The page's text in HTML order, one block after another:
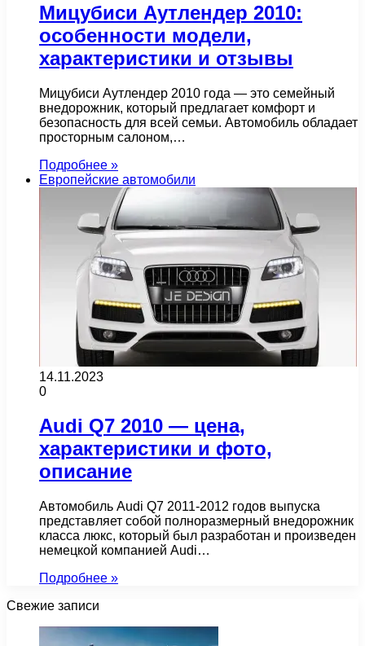
Мицубиси Аутлендер 2010:
особенности модели,
характеристики и отзывы
Мицубиси Аутлендер 2010 года — это семейный
внедорожник, который предлагает комфорт и
безопасность для всей семьи. Автомобиль обладает
просторным салоном,…
Подробнее »
Европейские автомобили
14.11.2023
0
Audi Q7 2010 — цена,
характеристики и фото,
описание
Автомобиль Audi Q7 2011-2012 годов выпуска
представляет собой полноразмерный внедорожник
класса люкс, который был разработан и произведен
немецкой компанией Audi…
Подробнее »
Свежие записи